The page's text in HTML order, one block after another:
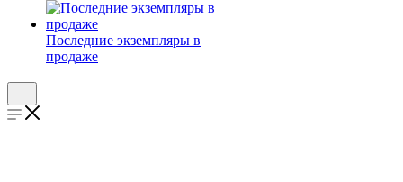
Последние экземпляры в
продаже